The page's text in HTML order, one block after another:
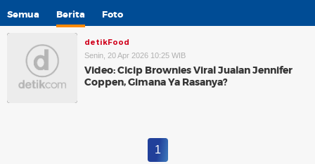
Semua Berita Foto
detikFood
Senin, 20 Apr 2026 10:25 WIB
Video: Cicip Brownies Viral Jualan Jennifer
Coppen, Gimana Ya Rasanya?
1